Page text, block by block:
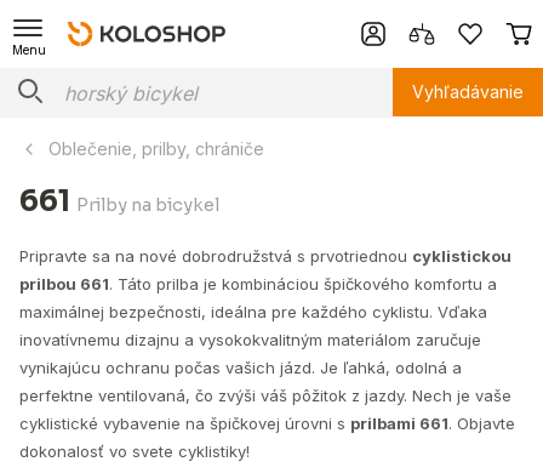
Menu
Vyhľadávanie
Oblečenie, prilby, chrániče
661 Prilby na bicykel
Pripravte sa na nové dobrodružstvá s prvotriednou cyklistickou
prilbou 661. Táto prilba je kombináciou špičkového komfortu a
maximálnej bezpečnosti, ideálna pre každého cyklistu. Vďaka
inovatívnemu dizajnu a vysokokvalitným materiálom zaručuje
vynikajúcu ochranu počas vašich jázd. Je ľahká, odolná a
perfektne ventilovaná, čo zvýši váš pôžitok z jazdy. Nech je vaše
cyklistické vybavenie na špičkovej úrovni s prilbami 661. Objavte
dokonalosť vo svete cyklistiky!